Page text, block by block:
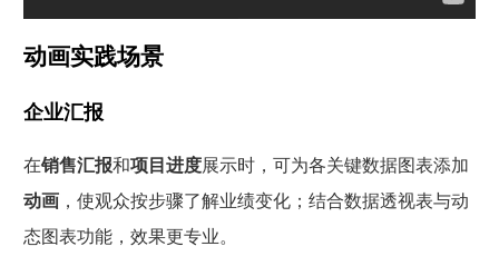
动画实践场景
企业汇报
在销售汇报和项目进度展示时，可为各关键数据图表添加
动画，使观众按步骤了解业绩变化；结合数据透视表与动
态图表功能，效果更专业。